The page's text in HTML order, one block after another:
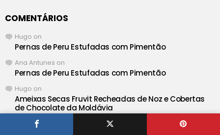
COMENTÁRIOS
Hugo on
Pernas de Peru Estufadas com Pimentão
Ana Antunes on
Pernas de Peru Estufadas com Pimentão
Hugo on
Ameixas Secas Fruvit Recheadas de Noz e Cobertas
de Chocolate da Moldávia
Teresa Carla Batista